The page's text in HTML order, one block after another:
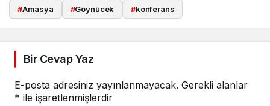
#Amasya #Göynücek #konferans
Bir Cevap Yaz
E-posta adresiniz yayınlanmayacak. Gerekli alanlar
* ile işaretlenmişlerdir